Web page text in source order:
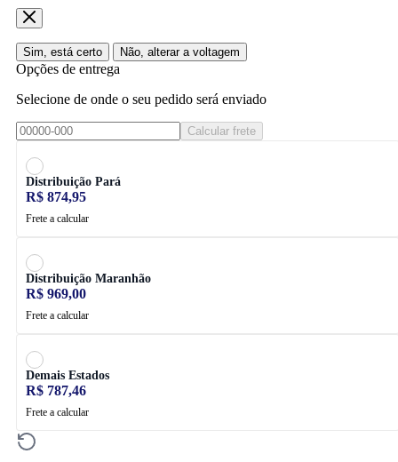
Sim, está certo Não, alterar a voltagem
Opções de entrega
Selecione de onde o seu pedido será enviado
Calcular frete
Distribuição Pará
R$ 874,95
Frete a calcular
Distribuição Maranhão
R$ 969,00
Frete a calcular
Demais Estados
R$ 787,46
Frete a calcular